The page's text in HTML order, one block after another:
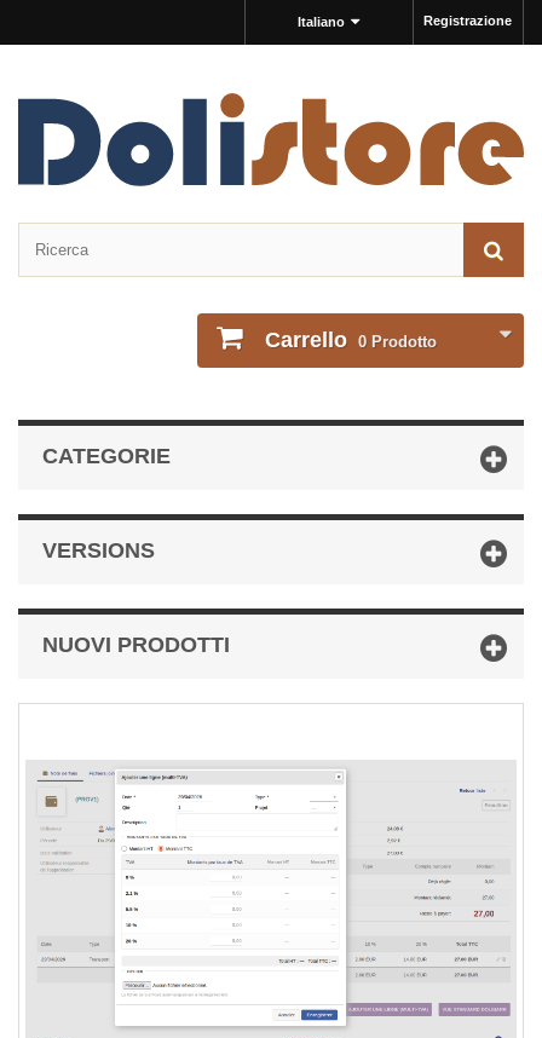
Registrazione
Italiano
Carrello 0 Prodotto
CATEGORIE
VERSIONS
NUOVI PRODOTTI